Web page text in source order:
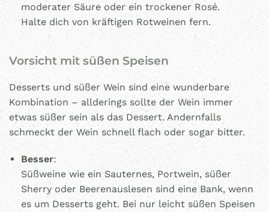
moderater Säure oder ein trockener Rosé.
Halte dich von kräftigen Rotweinen fern.
Vorsicht mit süßen Speisen
Desserts und süßer Wein sind eine wunderbare
Kombination – allderings sollte der Wein immer
etwas süßer sein als das Dessert. Andernfalls
schmeckt der Wein schnell flach oder sogar bitter.
Besser:
Süßweine wie ein Sauternes, Portwein, süßer
Sherry oder Beerenauslesen sind eine Bank, wenn
es um Desserts geht. Bei nur leicht süßen Speisen